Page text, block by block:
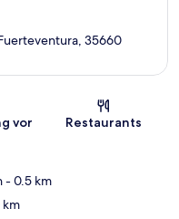
35660
vor
Restaurants
- 0.5 km
km